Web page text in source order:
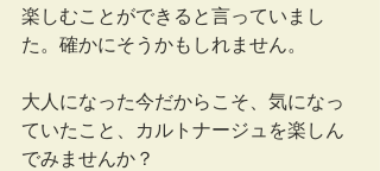
楽しむことができると言っていまし
た。確かにそうかもしれません。
大人になった今だからこそ、気になっ
ていたこと、カルトナージュを楽しん
でみませんか？